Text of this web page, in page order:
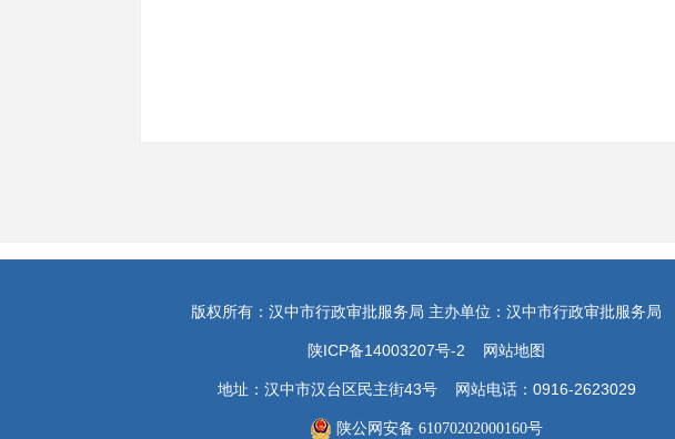
版权所有：汉中市行政审批服务局 主办单位：汉中市行政审批服务局
陕ICP备14003207号-2 网站地图
地址：汉中市汉台区民主街43号 网站电话：0916-2623029
陕公网安备 61070202000160号